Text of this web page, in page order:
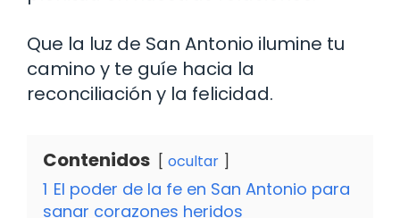
Que la luz de San Antonio ilumine tu
camino y te guíe hacia la
reconciliación y la felicidad.
Contenidos ocultar
1 El poder de la fe en San Antonio para
sanar corazones heridos